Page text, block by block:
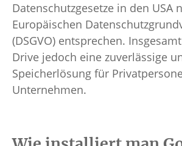
Datenschutzgesetze in den USA
Europäischen
(DSGVO) entsprechen.
Drive jedoch eine zuverlässige
Speicherlösung für
Unternehmen.